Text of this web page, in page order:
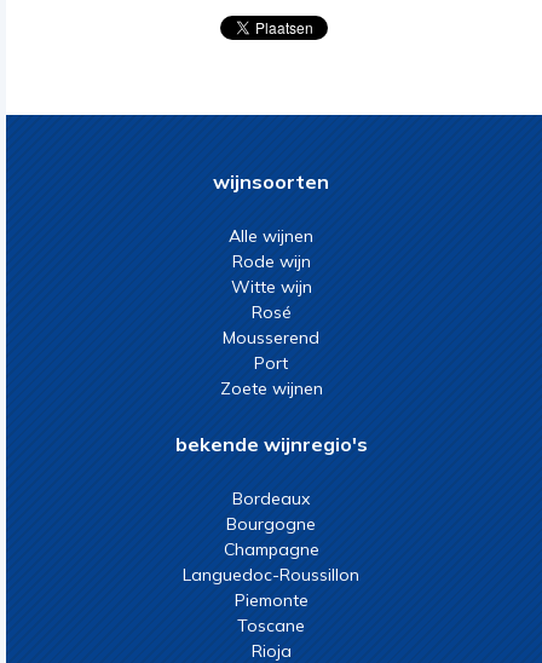
wijnsoorten
Alle wijnen
Rode wijn
Witte wijn
Rosé
Mousserend
Port
Zoete wijnen
bekende wijnregio's
Bordeaux
Bourgogne
Champagne
Languedoc-Roussillon
Piemonte
Toscane
Rioja